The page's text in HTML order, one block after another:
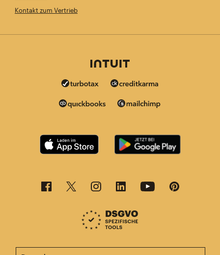
Kontakt zum Vertrieb
Diese Seite ist jetzt auch in anderen Sprachen